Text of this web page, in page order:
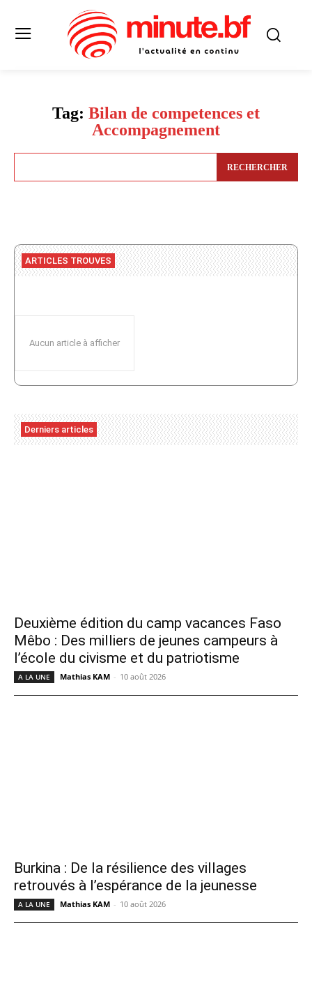
Tag: Bilan de competences et
Accompagnement
RECHERCHER
ARTICLES TROUVES
Aucun article à afficher
Derniers articles
Deuxième édition du camp vacances Faso
Mêbo : Des milliers de jeunes campeurs à
l’école du civisme et du patriotisme
A LA UNE Mathias KAM - 10 août 2026
Burkina : De la résilience des villages
retrouvés à l’espérance de la jeunesse
A LA UNE Mathias KAM - 10 août 2026